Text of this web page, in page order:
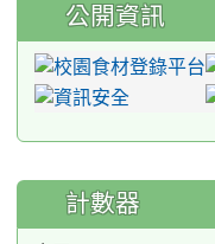
公開資訊
計數器